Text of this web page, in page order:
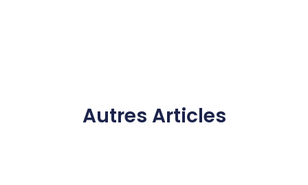
Autres Articles